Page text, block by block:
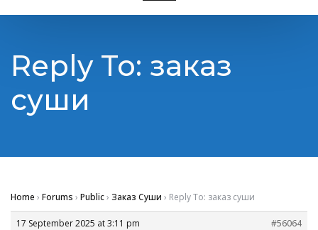
Reply To: заказ
суши
Home › Forums › Public› Заказ Суши › Reply To: заказ суши
17 September 2025 at 3:11 pm
#56064